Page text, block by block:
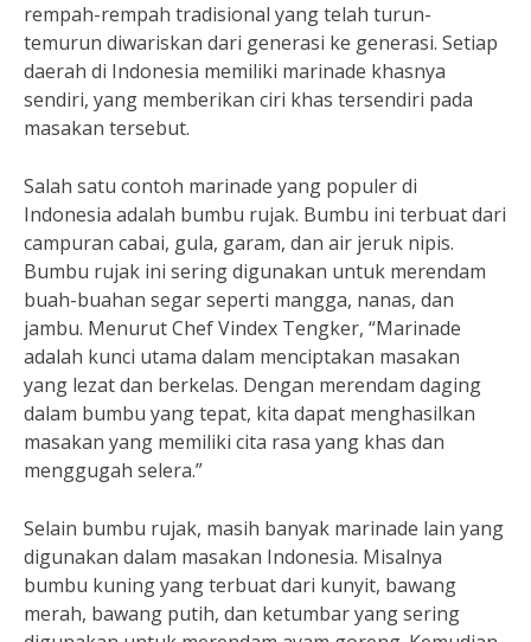
rempah-rempah tradisional yang telah turun-
temurun diwariskan dari generasi ke generasi. Setiap
daerah di Indonesia memiliki marinade khasnya
sendiri, yang memberikan ciri khas tersendiri pada
masakan tersebut.
Salah satu contoh marinade yang populer di
Indonesia adalah bumbu rujak. Bumbu ini terbuat dari
campuran cabai, gula, garam, dan air jeruk nipis.
Bumbu rujak ini sering digunakan untuk merendam
buah-buahan segar seperti mangga, nanas, dan
jambu. Menurut Chef Vindex Tengker, “Marinade
adalah kunci utama dalam menciptakan masakan
yang lezat dan berkelas. Dengan merendam daging
dalam bumbu yang tepat, kita dapat menghasilkan
masakan yang memiliki cita rasa yang khas dan
menggugah selera.”
Selain bumbu rujak, masih banyak marinade lain yang
digunakan dalam masakan Indonesia. Misalnya
bumbu kuning yang terbuat dari kunyit, bawang
merah, bawang putih, dan ketumbar yang sering